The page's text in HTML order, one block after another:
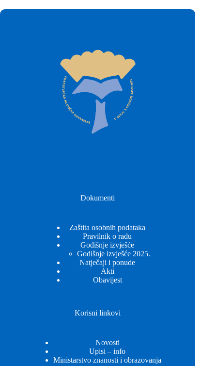
Dokumenti
Zaštita osobnih podataka
Pravilnik o radu
Godišnje izvješće
Godišnje izvješće 2025.
Natječaji i ponude
Akti
Obavijest
Korisni linkovi
Novosti
Upisi – info
Ministarstvo znanosti i obrazovanja